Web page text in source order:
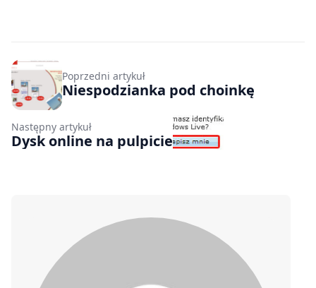
Poprzedni artykuł
Niespodzianka pod choinkę
Następny artykuł
Dysk online na pulpicie